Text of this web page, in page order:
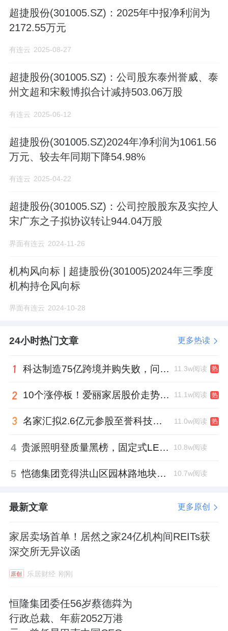
超捷股份(301005.SZ)：2025年中报净利润为
2172.55万元
有连云 2025-08-27
超捷股份(301005.SZ)：公司股东泰州誉威、泰
州文超和宋毅博拟合计减持503.06万股
有连云 2025-06-12
超捷股份(301005.SZ)2024年净利润为1061.56
万元、较去年同期下降54.98%
有连云 2025-04-22
超捷股份(301005.SZ)：公司控股股东及实控人
宋广东之子拟协议转让944.04万股
界面有连云 2024-11-26
机构风向标 | 超捷股份(301005)2024年三季度
机构持仓风向标
界面有连云 2024-10-28
24小时热门文章 更多热读
科达制造75亿跨境并购失败，问题出在哪一关？ 11.3w阅读 热
10个涨停板！爱丽家居股价走势有点狂 11.1w阅读 热
名家汇拟2.6亿元参股至誉科技，跨界布局工业级固态存储 11.0w阅读 热
4 贵派照明登质量黑榜，固定式LED灯具抽检不合格 10.8w阅读
5 恺德集团竞得洪山区园林路地块，引入贝好家C2M产品定位及营销服务 10.7w阅读
最新文章 更多原创
家居卖场首单！居然之家24亿机构间REITs获
深交所无异议函
原创 乐居财经 刚刚
恒隆集团委任56岁蔡德粦为
行政总裁、年薪2052万港